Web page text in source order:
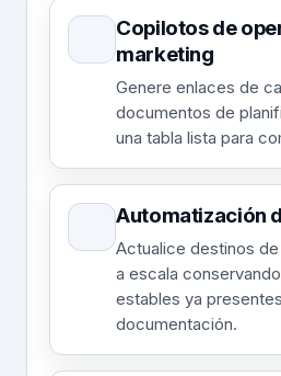
Copilotos de
marketing
Genere enlaces de
documentos de
una tabla lista para
Automatización
Actualice destinos
a escala
estables ya
documentación.